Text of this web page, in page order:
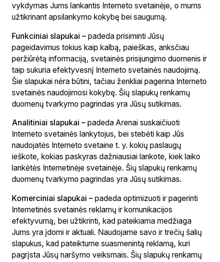
vykdymas Jums lankantis Interneto svetainėje, o mums
užtikrinant apsilankymo kokybę bei saugumą.
Funkciniai slapukai – padeda prisiminti Jūsų
pageidavimus tokius kaip kalbą, paieškas, anksčiau
peržiūrėtą informaciją, svetainės prisijungimo duomenis ir
taip sukuria efektyvesnį Interneto svetainės naudojimą.
Šie slapukai nėra būtini, tačiau ženkliai pagerina Interneto
svetainės naudojimosi kokybę. Šių slapukų renkamų
duomenų tvarkymo pagrindas yra Jūsų sutikimas.
Analitiniai slapukai –padeda Arenai suskaičiuoti
Interneto svetainės lankytojus, bei stebėti kaip Jūs
naudojatės Interneto svetaine t. y. kokių paslaugų
ieškote, kokias paskyras dažniausiai lankote, kiek laiko
lankėtės Internetinėje svetainėje. Šių slapukų renkamų
duomenų tvarkymo pagrindas yra Jūsų sutikimas.
Komerciniai slapukai –padeda optimizuoti ir pagerinti
Internetinės svetainės reklamų ir komunikacijos
efektyvumą, bei užtikrinti, kad pateikiama medžiaga
Jums yra įdomi ir aktuali. Naudojame savo ir trečių šalių
slapukus, kad pateiktume suasmenintą reklamą, kuri
pagrįsta Jūsų naršymo veiksmais. Šių slapukų renkamų